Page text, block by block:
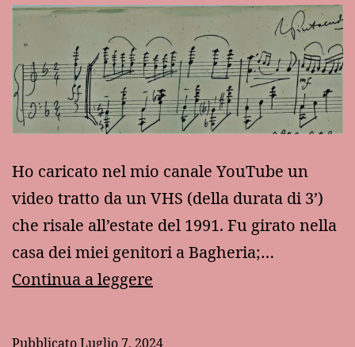
Ho caricato nel mio canale YouTube un
video tratto da un VHS (della durata di 3’)
che risale all’estate del 1991. Fu girato nella
casa dei miei genitori a Bagheria;…
Continua a leggere
PubblicatoLuglio 7, 2024